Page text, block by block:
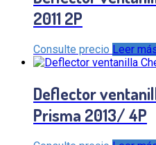
2011 2P
Consulte precio Leer
Deflector
Prisma 2013/ 4P